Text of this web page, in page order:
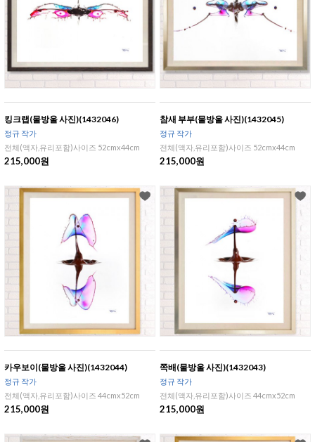
킹크랩(물방울 사진)(1432046)
정규 작가
전체(액자,유리포함)사이즈 52cmx44cm
215,000원
참새 부부(물방울 사진)(1432045)
정규 작가
전체(액자,유리포함)사이즈 52cmx44cm
215,000원
카우보이(물방울 사진)(1432044)
정규 작가
전체(액자,유리포함)사이즈 44cmx52cm
215,000원
쪽배(물방울 사진)(1432043)
정규 작가
전체(액자,유리포함)사이즈 44cmx52cm
215,000원